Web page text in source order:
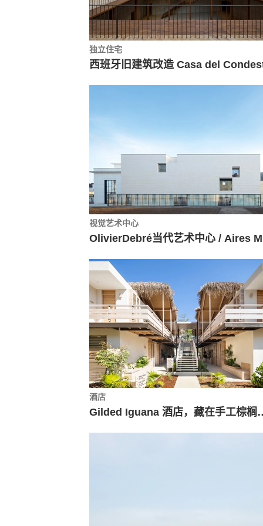
独立住宅
视觉艺术中心
酒店
Gilded Iguana 酒